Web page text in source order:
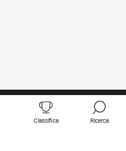
Classifica Ricerca